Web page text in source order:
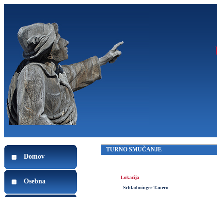
Domov
Osebna
TURNO SMUČANJE
Lokacija
Schladminger Tauern